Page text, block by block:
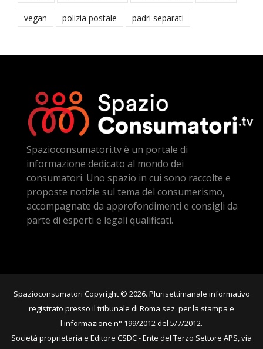
vegan polizia postale padri separati
Spazioconsumatori.tv è un portale di
informazione dedicato al mondo dei
consumatori. Uno spazio in cui sono raccolte e
proposte notizie sul tema del consumerismo,
accompagnate da approfondimenti e consigli da
parte di esperti e legali qualificati.
Spazioconsumatori Copyright © 2026. Plurisettimanale informativo
registrato presso il tribunale di Roma sez. per la stampa e
l'informazione n° 199/2012 del 5/7/2012.
Società proprietaria e Editore CSDC - Ente del Terzo Settore APS, via